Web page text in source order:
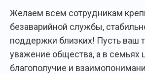
Желаем всем сотрудникам
безаварийной службы,
поддержки близких! Пусть ваш
уважение общества, а в семьях
благополучие и